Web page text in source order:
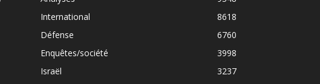
International
8618
Défense
6760
Enquêtes/société
3998
Israël
3237